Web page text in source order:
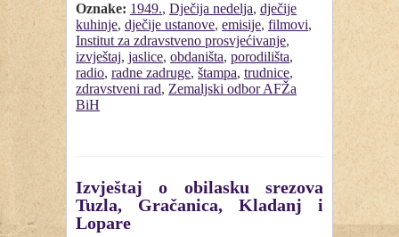
Oznake: 1949., Dječija nedelja, dječije
kuhinje, dječije ustanove, emisije, filmovi,
Institut za zdravstveno prosvjećivanje,
izvještaj, jaslice, obdaništa, porodilišta,
radio, radne zadruge, štampa, trudnice,
zdravstveni rad, Zemaljski odbor AFŽa
BiH
Izvještaj o obilasku srezova
Tuzla, Gračanica, Kladanj i
Lopare